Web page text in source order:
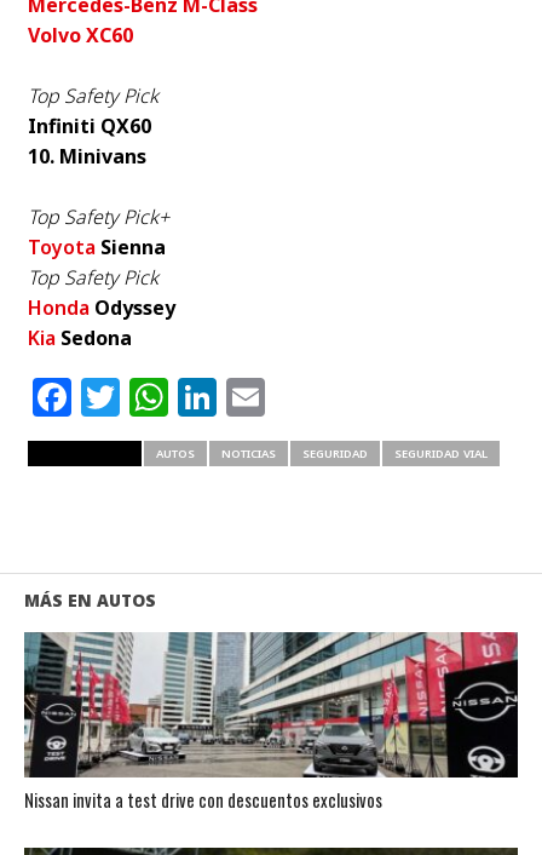
Volvo XC60
Top Safety Pick
Infiniti QX60
10. Minivans
Top Safety Pick+
Toyota Sienna
Top Safety Pick
Honda Odyssey
Kia Sedona
Facebook
Twitter
WhatsApp
LinkedIn
Email
AUTOS NOTICIAS SEGURIDAD SEGURIDAD VIAL
MÁS EN AUTOS
Nissan invita a test drive con descuentos exclusivos